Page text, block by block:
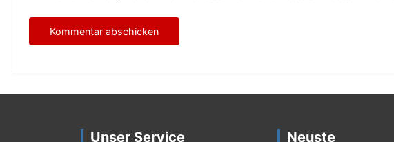
Unser Service
Neuste